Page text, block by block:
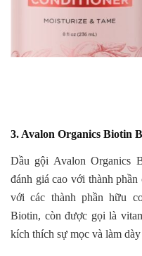
3. Avalon Organics Biotin
Dầu gội Avalon Organics
đánh giá cao với thành
với các thành phần hữu
Biotin, còn được gọi là
kích thích sự mọc và làm dày